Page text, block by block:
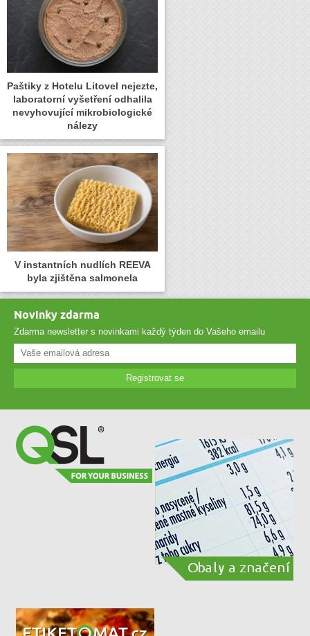
Paštiky z Hotelu Litovel nejezte,
laboratorní vyšetření odhalila
nevyhovující mikrobiologické
nálezy
V instantních nudlích REEVA
byla zjištěna salmonela
Novinky zdarma
Zdarma newsletter s novinkami každý týden do Vašeho emailu
Registrovat se